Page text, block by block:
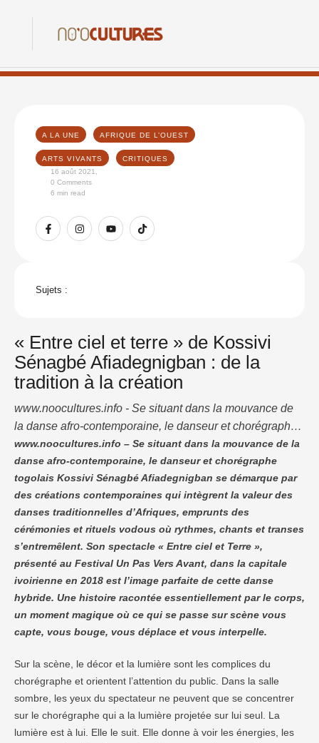
A LA UNE AFRIQUE DE L’OUEST
ARTS VIVANTS
CRITIQUES
16 août 2021
0 Comments
6 min read
Sujets :
« Entre ciel et terre » de Kossivi
Sénagbé Afiadegnigban : de la
tradition à la création
www.noocultures.info - Se situant dans la mouvance de
la danse afro-contemporaine, le danseur et chorégraphe
togolais Kossivi Sénagbé Afiadegnigban se démarque
par des créations contemporaines qui intègrent la valeur
des danses traditionnelles d’Afriques, emprunts des
cérémonies et rituels vodous où rythmes, chants et
transes s’entremêlent. Son spectacle « Entre ciel et Terre
», présenté au …
www.noocultures.info – Se situant dans la mouvance de la
danse afro-contemporaine, le danseur et chorégraphe
togolais Kossivi Sénagbé Afiadegnigban se démarque par
des créations contemporaines qui intègrent la valeur des
danses traditionnelles d’Afriques, emprunts des
cérémonies et rituels vodous où rythmes, chants et transes
s’entremêlent. Son spectacle « Entre ciel et Terre »,
présenté au Festival Un Pas Vers Avant, dans la capitale
ivoirienne en 2018 est l’image parfaite de cette danse
hybride. Une histoire racontée essentiellement par le corps,
un moment magique où ce qui se passe sur scène vous
capte, vous bouge, vous déplace et vous interpelle.
Sur la scène, le décor et la lumière sont les complices du
chorégraphe et orientent l’attention du public. Dans la salle
sombre, les yeux du spectateur ne peuvent que se concentrer
sur le chorégraphe qui a la lumière projetée sur lui seul. La
lumière est à lui. Elle le suit. Elle donne à voir les énergies, les